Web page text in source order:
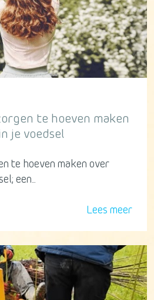
te hoeven maken
je voedsel
te hoeven maken over
een...
Lees meer